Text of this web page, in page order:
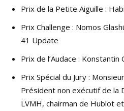
Prix de la Petite Aiguille :
Prix Challenge : Nomos
41 Update
Prix de l’Audace : Konstantin
Prix Spécial du Jury :
Président non exécutif de la
LVMH, chairman de Hublot